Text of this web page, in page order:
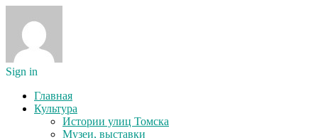
Sign in
Главная
Культура
Истории улиц Томска
Музеи, выставки